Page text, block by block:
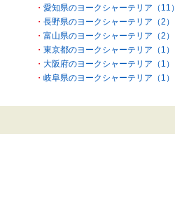
愛知県のヨークシャーテリア（11）
長野県のヨークシャーテリア（2）
富山県のヨークシャーテリア（2）
東京都のヨークシャーテリア（1）
大阪府のヨークシャーテリア（1）
岐阜県のヨークシャーテリア（1）